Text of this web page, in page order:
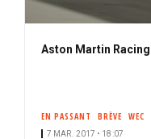
Aston Martin
EN PASSANT BRÈVE WEC
7 MAR. 2017 • 18:07